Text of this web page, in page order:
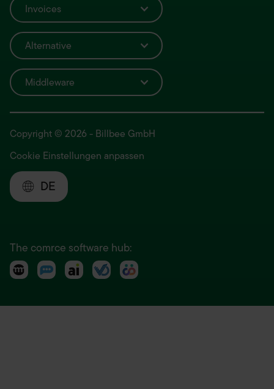
Invoices
Alternative
Middleware
Copyright © 2026 - Billbee GmbH
Cookie Einstellungen anpassen
DE
The comrce software hub: